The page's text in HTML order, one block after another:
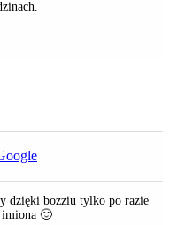
dzięki bozziu tylko po razie
imiona 🙂